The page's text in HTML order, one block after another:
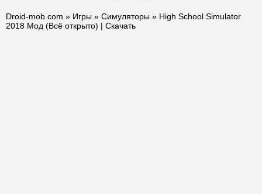
Droid-mob.com » Игры » Симуляторы » High School Simulator
2018 Мод (Всё открыто) | Скачать